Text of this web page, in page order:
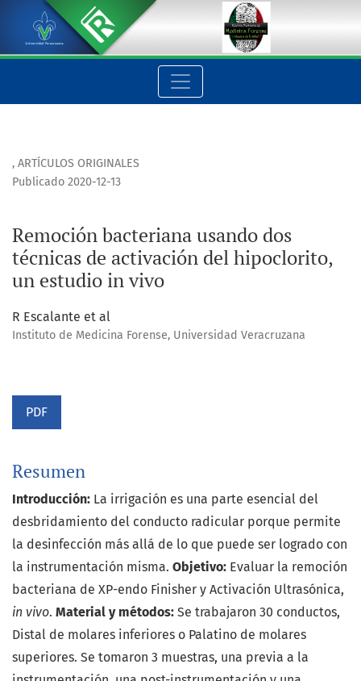
Remoción bacteriana usando dos técnicas de activación
, ARTÍCULOS ORIGINALES
Remoción bacteriana usando dos
técnicas de activación del hipoclorito,
un estudio in vivo
Publicado 2020-12-13
R Escalante et al
Instituto de Medicina Forense, Universidad Veracruzana
PDF
Resumen
Introducción: La irrigación es una parte esencial del
desbridamiento del conducto radicular porque permite
la desinfección más allá de lo que puede ser logrado con
la instrumentación misma. Objetivo: Evaluar la remoción
bacteriana de XP-endo Finisher y Activación Ultrasónica,
in vivo. Material y métodos: Se trabajaron 30 conductos,
Distal de molares inferiores o Palatino de molares
superiores. Se tomaron 3 muestras, una previa a la